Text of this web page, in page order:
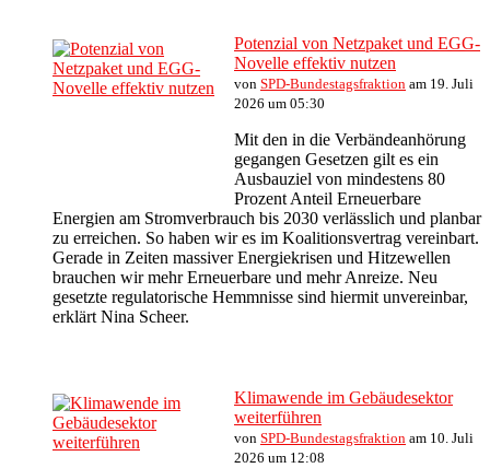
Potenzial von Netzpaket und EGG-
Novelle effektiv nutzen
von SPD-Bundestagsfraktion am 19. Juli
2026 um 05:30
Mit den in die Verbändeanhörung
gegangen Gesetzen gilt es ein
Ausbauziel von mindestens 80
Prozent Anteil Erneuerbare
Energien am Stromverbrauch bis 2030 verlässlich und planbar
zu erreichen. So haben wir es im Koalitionsvertrag vereinbart.
Gerade in Zeiten massiver Energiekrisen und Hitzewellen
brauchen wir mehr Erneuerbare und mehr Anreize. Neu
gesetzte regulatorische Hemmnisse sind hiermit unvereinbar,
erklärt Nina Scheer.
Klimawende im Gebäudesektor
weiterführen
von SPD-Bundestagsfraktion am 10. Juli
2026 um 12:08